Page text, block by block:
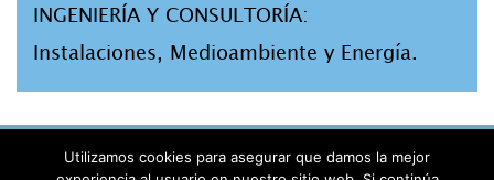
INGENIERÍA Y CONSULTORÍA:
Instalaciones, Medioambiente y Energía.
Utilizamos cookies para asegurar que damos la mejor